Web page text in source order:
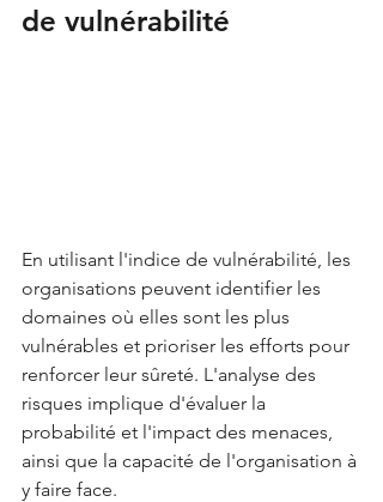
de vulnérabilité
En utilisant l'indice de vulnérabilité, les
organisations peuvent identifier les
domaines où elles sont les plus
vulnérables et prioriser les efforts pour
renforcer leur sûreté. L'analyse des
risques implique d'évaluer la
probabilité et l'impact des menaces,
ainsi que la capacité de l'organisation à
y faire face.